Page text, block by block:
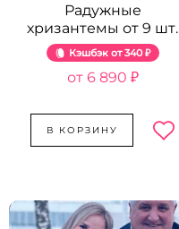
Радужные
хризантемы от 9 шт.
Кэшбэк 340 ₽
6 890 ₽
В КОРЗИНУ